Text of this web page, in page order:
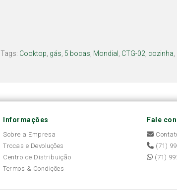
Tags: Cooktop gás 5 bocas Mondial CTG-02 cozinha
Informações
Sobre a Empresa
Trocas e Devoluções
Centro de Distribuição
Termos & Condições
Fale
(71)
(71)